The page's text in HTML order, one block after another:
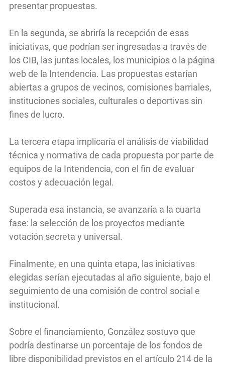
presentar propuestas.
En la segunda, se abriría la recepción de esas
iniciativas, que podrían ser ingresadas a través de
los CIB, las juntas locales, los municipios o la página
web de la Intendencia. Las propuestas estarían
abiertas a grupos de vecinos, comisiones barriales,
instituciones sociales, culturales o deportivas sin
fines de lucro.
La tercera etapa implicaría el análisis de viabilidad
técnica y normativa de cada propuesta por parte de
equipos de la Intendencia, con el fin de evaluar
costos y adecuación legal.
Superada esa instancia, se avanzaría a la cuarta
fase: la selección de los proyectos mediante
votación secreta y universal.
Finalmente, en una quinta etapa, las iniciativas
elegidas serían ejecutadas al año siguiente, bajo el
seguimiento de una comisión de control social e
institucional.
Sobre el financiamiento, González sostuvo que
podría destinarse un porcentaje de los fondos de
libre disponibilidad previstos en el artículo 214 de la